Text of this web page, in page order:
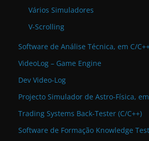
Vários Simuladores
V-Scrolling
Software de Análise Técnica, em C/
VideoLog – Game Engine
Dev Video-Log
Projecto Simulador de Astro-Física,
Trading Systems Back-Tester (C/C++)
Software de Formação Knowledge